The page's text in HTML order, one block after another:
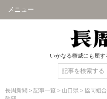
メニュー
いかなる権威にも屈
長周新聞 > 記事一覧 > 山口県 > 協同組